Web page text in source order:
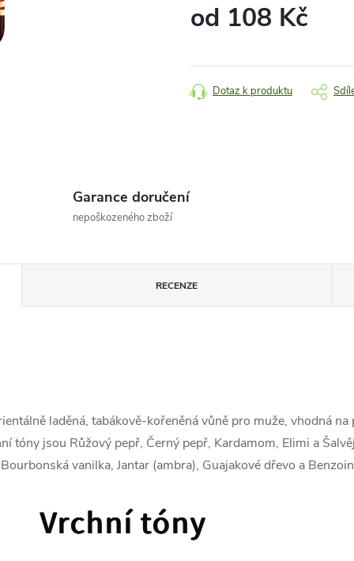
od 108 Kč
Dotaz k produktu
Garance doručení
nepoškozeného zboží
RECENZE
laděná, tabákově-kořeněná vůně pro muže, vhodná
tóny jsou Růžový pepř, Černý pepř, Kardamom, Elimi a
vanilka, Jantar (ambra), Guajakové dřevo a